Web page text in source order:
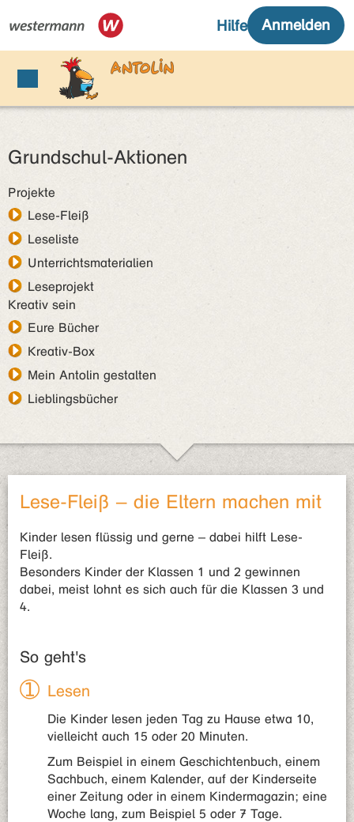
Grundschul-Aktionen
Projekte
Lese-Fleiß
Leseliste
Unterrichtsmaterialien
Leseprojekt
Kreativ sein
Eure Bücher
Kreativ-Box
Mein Antolin gestalten
Lieblingsbücher
Lese-Fleiß – die Eltern machen mit
Kinder lesen flüssig und gerne – dabei hilft Lese-
Fleiß.
Besonders Kinder der Klassen 1 und 2 gewinnen
dabei, meist lohnt es sich auch für die Klassen 3 und
4.
So geht's
Lesen
Die Kinder lesen jeden Tag zu Hause etwa 10,
vielleicht auch 15 oder 20 Minuten.
Zum Beispiel in einem Geschichtenbuch, einem
Sachbuch, einem Kalender, auf der Kinderseite
einer Zeitung oder in einem Kindermagazin; eine
Woche lang, zum Beispiel 5 oder 7 Tage.